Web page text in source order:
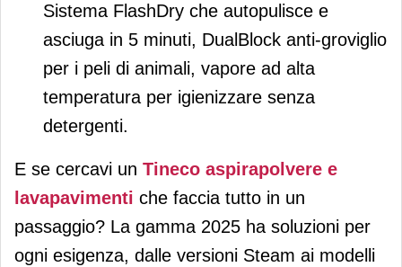
Sistema FlashDry che autopulisce e
asciuga in 5 minuti, DualBlock anti-groviglio
per i peli di animali, vapore ad alta
temperatura per igienizzare senza
detergenti.
E se cercavi un Tineco aspirapolvere e
lavapavimenti che faccia tutto in un
passaggio? La gamma 2025 ha soluzioni per
ogni esigenza, dalle versioni Steam ai modelli